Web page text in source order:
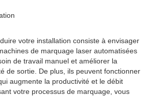
votre installation consiste à envisager
de marquage laser automatisées
de travail manuel et améliorer la
de sortie. De plus, ils peuvent fonctionner
augmente la productivité et le débit
votre processus de marquage, vous